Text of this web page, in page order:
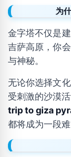
为
金字塔不仅是
吉萨高原，你
与神秘。
无论你选择文
受刺激的沙漠
trip to giza
都将成为一段难